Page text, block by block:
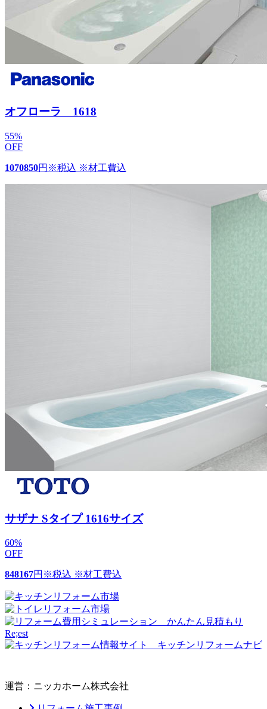
オフローラ 1618
55%
OFF
1070850円 ※税込 ※材工費込
サザナ Sタイプ 1616サイズ
60%
OFF
848167円 ※税込 ※材工費込
運営：ニッカホーム株式会社